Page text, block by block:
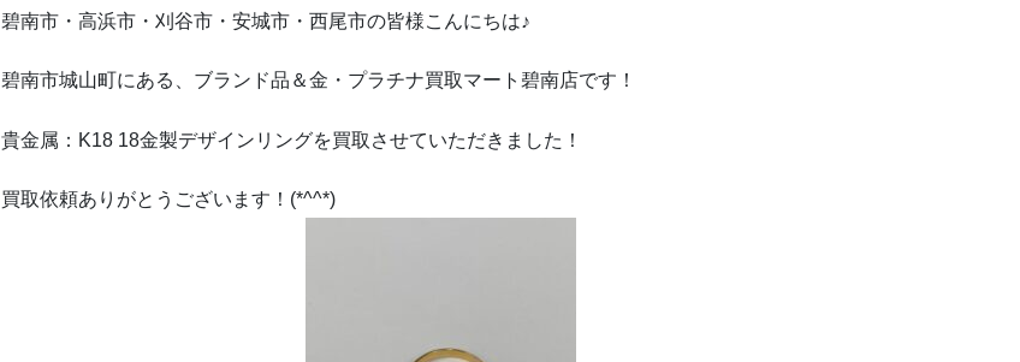
碧南市・高浜市・刈谷市・安城市・西尾市の皆様こんにちは♪
碧南市城山町にある、ブランド品＆金・プラチナ買取マート碧南店です！
貴金属：K18 18金製デザインリングを買取させていただきました！
買取依頼ありがとうございます！(*^^*)